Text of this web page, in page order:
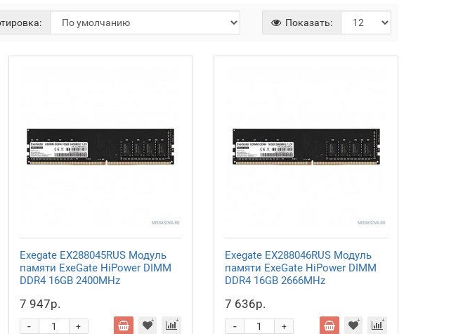
Показать:
Exegate EX288045RUS Модуль
памяти ExeGate HiPower DIMM
DDR4 16GB 2400MHz
7 947р.
+
-
Exegate EX288046RUS Модуль
памяти ExeGate HiPower DIMM
DDR4 16GB2666MHz
7 636р.
+
-